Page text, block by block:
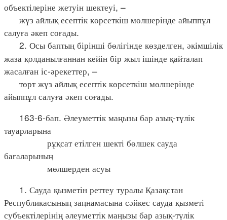
объектілеріне жетуін шектеуі, –
жүз айлық есептік көрсеткіш мөлшерінде айыппұл
салуға әкеп соғады.
2. Осы баптың бірінші бөлігінде көзделген, әкімшілік
жаза қолданылғаннан кейін бір жыл ішінде қайталап
жасалған іс-әрекеттер, –
төрт жүз айлық есептік көрсеткіш мөлшерінде
айыппұл салуға әкеп соғады.
163-6-бап. Әлеуметтік маңызы бар азық-түлік
тауарларына
рұқсат етілген шекті бөлшек сауда
бағаларының
мөлшерден асуы
1. Сауда қызметін реттеу туралы Қазақстан
Республикасының заңнамасына сәйкес сауда қызметі
субъектілерінің әлеуметтік маңызы бар азық-түлік